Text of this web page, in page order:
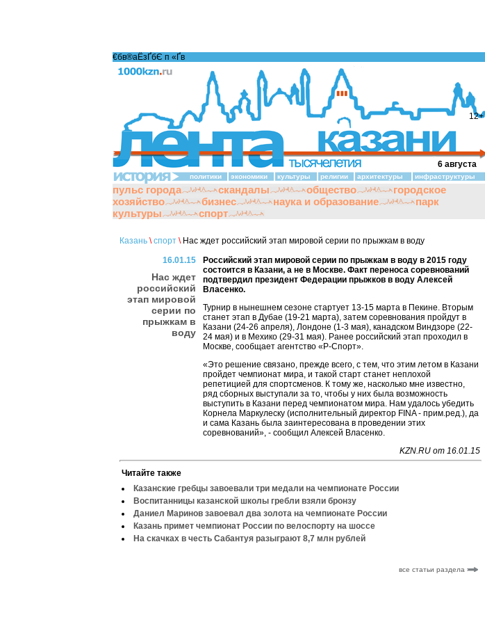
12+
€бв®аЁзҐбЄ п «Ґ­в
6 августа
политики экономики культуры религии архитектуры инфраструктуры
пульс города скандалы общество
городское
хозяйство
бизнес наука и образование
парк
культуры
спорт
Казань \ спорт \Нас ждет российский этап мировой серии по прыжкам в воду
16.01.15
Нас ждет
российский
этап мировой
серии по
прыжкам в
воду
Российский этап мировой серии по прыжкам в воду в 2015 году
состоится в Казани, а не в Москве. Факт переноса соревнований
подтвердил президент Федерации прыжков в воду Алексей
Власенко.
Турнир в нынешнем сезоне стартует 13-15 марта в Пекине. Вторым
станет этап в Дубае (19-21 марта), затем соревнования пройдут в
Казани (24-26 апреля), Лондоне (1-3 мая), канадском Виндзоре (22-
24 мая) и в Мехико (29-31 мая). Ранее российский этап проходил в
Москве, сообщает агентство «Р-Спорт».
«Это решение связано, прежде всего, с тем, что этим летом в Казани
пройдет чемпионат мира, и такой старт станет неплохой
репетицией для спортсменов. К тому же, насколько мне известно,
ряд сборных выступали за то, чтобы у них была возможность
выступить в Казани перед чемпионатом мира. Нам удалось убедить
Корнела Маркулеску (исполнительный директор FINA - прим.ред.), да
и сама Казань была заинтересована в проведении этих
соревнований», - сообщил Алексей Власенко.
KZN.RU от 16.01.15
Читайте также
Казанские гребцы завоевали три медали на чемпионате России
Воспитанницы казанской школы гребли взяли бронзу
Даниел Маринов завоевал два золота на чемпионате России
Казань примет чемпионат России по велоспорту на шоссе
На скачках в честь Сабантуя разыграют 8,7 млн рублей
все статьи раздела